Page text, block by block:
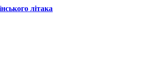
літака